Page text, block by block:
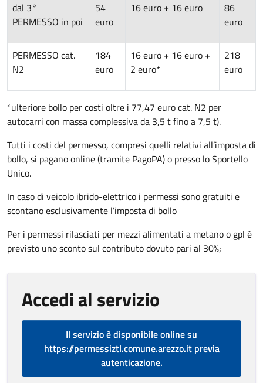
dal 3°
PERMESSO in poi
54
euro
16 euro + 16 euro
86
euro
PERMESSO cat.
N2
184
euro
16 euro + 16 euro +
2 euro*
218
euro
*ulteriore bollo per costi oltre i 77,47 euro cat. N2 per
autocarri con massa complessiva da 3,5 t fino a 7,5 t).
Tutti i costi del permesso, compresi quelli relativi all’imposta di
bollo, si pagano online (tramite PagoPA) o presso lo Sportello
Unico.
In caso di veicolo ibrido-elettrico i permessi sono gratuiti e
scontano esclusivamente l’imposta di bollo
Per i permessi rilasciati per mezzi alimentati a metano o gpl è
previsto uno sconto sul contributo dovuto pari al 30%;
Accedi al servizio
Il servizio è disponibile online su
https://permessiztl.comune.arezzo.it previa
autenticazione.